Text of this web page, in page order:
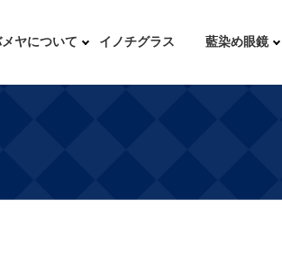
ヤについて イノチグラス 藍染め眼鏡